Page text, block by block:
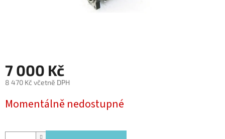
7 000 Kč
8 470 Kč včetně DPH
cena:
Momentálně nedostupné